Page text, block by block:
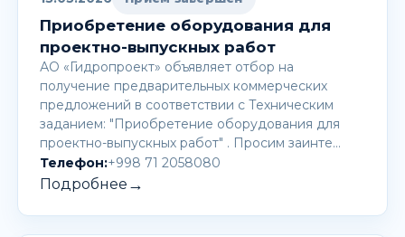
Приобретение оборудования для
проектно-выпускных работ
АО «Гидропроект» объявляет отбор на
получение предварительных коммерческих
предложений в соответствии с Техническим
заданием: "Приобретение оборудования для
проектно-выпускных работ" . Просим заинте…
Телефон:+998 71 2058080
Подробнее →